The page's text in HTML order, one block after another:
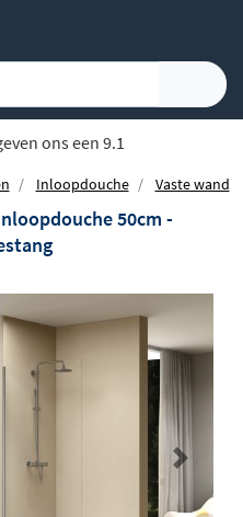
ons een 9.1
Inloopdouche Vaste wand
50cm -
Next